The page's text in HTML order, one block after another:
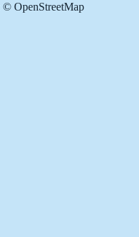
© OpenStreetMap